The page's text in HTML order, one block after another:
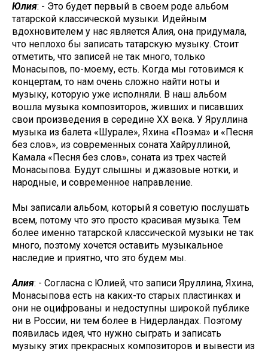
Юлия: - Это будет первый в своем роде альбом
татарской классической музыки. Идейным
вдохновителем у нас является Алия, она придумала,
что неплохо бы записать татарскую музыку. Стоит
отметить, что записей не так много, только
Монасыпов, по-моему, есть. Когда мы готовимся к
концертам, то нам очень сложно найти ноты и
музыку, которую уже исполняли. В наш альбом
вошла музыка композиторов, живших и писавших
свои произведения в середине XX века. У Яруллина
музыка из балета «Шурале», Яхина «Поэма» и «Песня
без слов», из современных соната Хайруллиной,
Камала «Песня без слов», соната из трех частей
Монасыпова. Будут слышны и джазовые нотки, и
народные, и современное направление.
Мы записали альбом, который я советую послушать
всем, потому что это просто красивая музыка. Тем
более именно татарской классической музыки не так
много, поэтому хочется оставить музыкальное
наследие и приятно, что это будем мы.
Алия: - Согласна с Юлией, что записи Яруллина, Яхина,
Монасыпова есть на каких-то старых пластинках и
они не оцифрованы и недоступны широкой публике
ни в России, ни тем более в Нидерландах. Поэтому
появилась идея, что нужно сыграть и записать
музыку этих прекрасных композиторов и вывести из